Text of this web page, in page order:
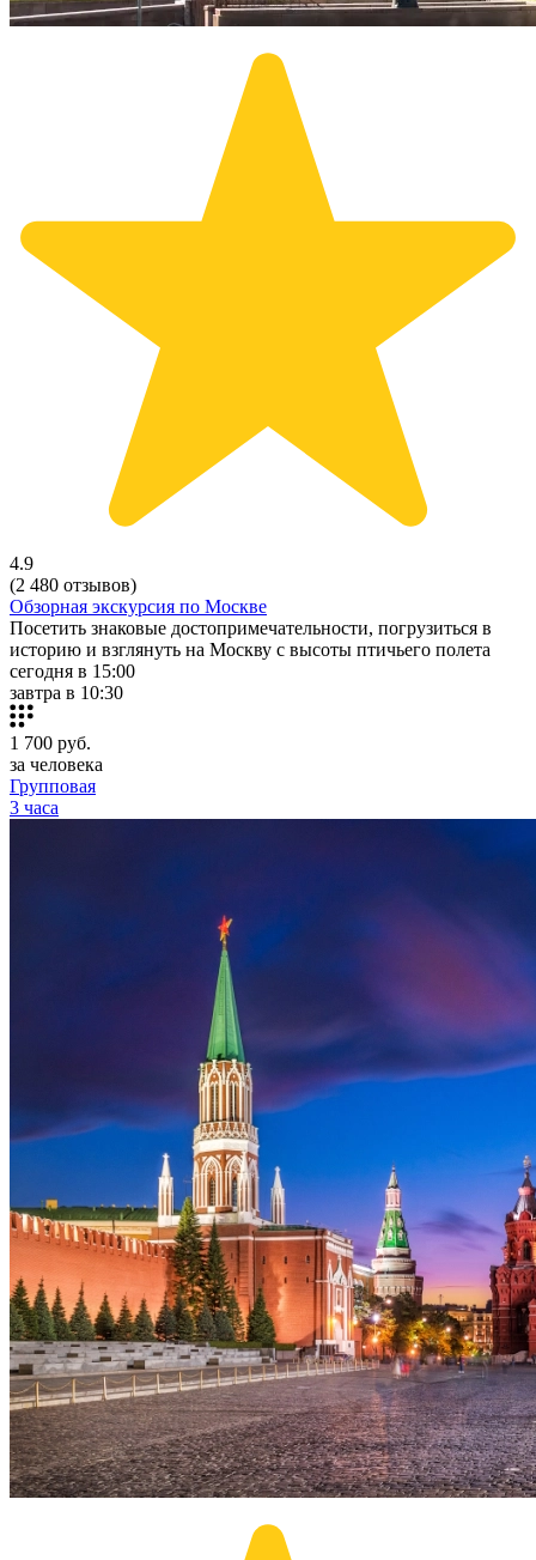
4.9
(2 480 отзывов)
Обзорная экскурсия по Москве
Посетить знаковые достопримечательности, погрузиться в
историю и взглянуть на Москву с высоты птичьего полета
сегодня в 15:00
завтра в 10:30
1 700 руб.
за человека
Групповая
3 часа